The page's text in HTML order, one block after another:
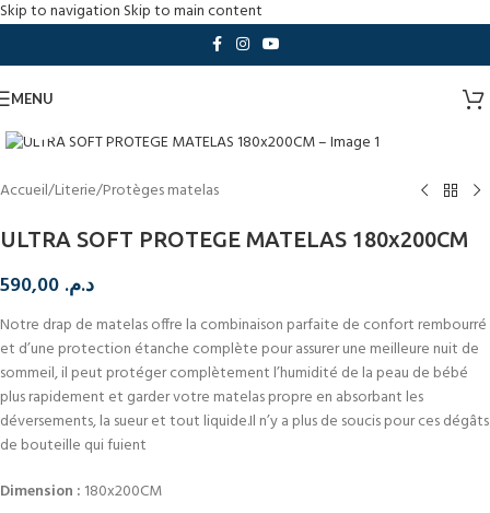
Skip to navigation Skip to main content
MENU
Accueil/Literie/Protèges matelas
ULTRA SOFT PROTEGE MATELAS 180x200CM
د.م.
Notre drap de matelas offre la combinaison parfaite de confort rembourré
et d’une protection étanche complète pour assurer une meilleure nuit de
sommeil, il peut protéger complètement l’humidité de la peau de bébé
plus rapidement et garder votre matelas propre en absorbant les
déversements, la sueur et tout liquide.Il n’y a plus de soucis pour ces dégâts
de bouteille qui fuient
Dimension : 180x200CM